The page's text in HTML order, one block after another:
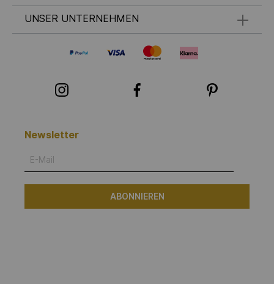
UNSER UNTERNEHMEN
Newsletter